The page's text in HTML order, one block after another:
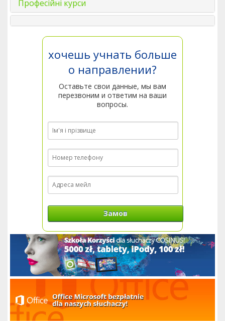
Професійні курси
хочешь учнать больше
о направлении?
Оставьте свои данные, мы вам
перезвоним и ответим на ваши
вопросы.
Замов